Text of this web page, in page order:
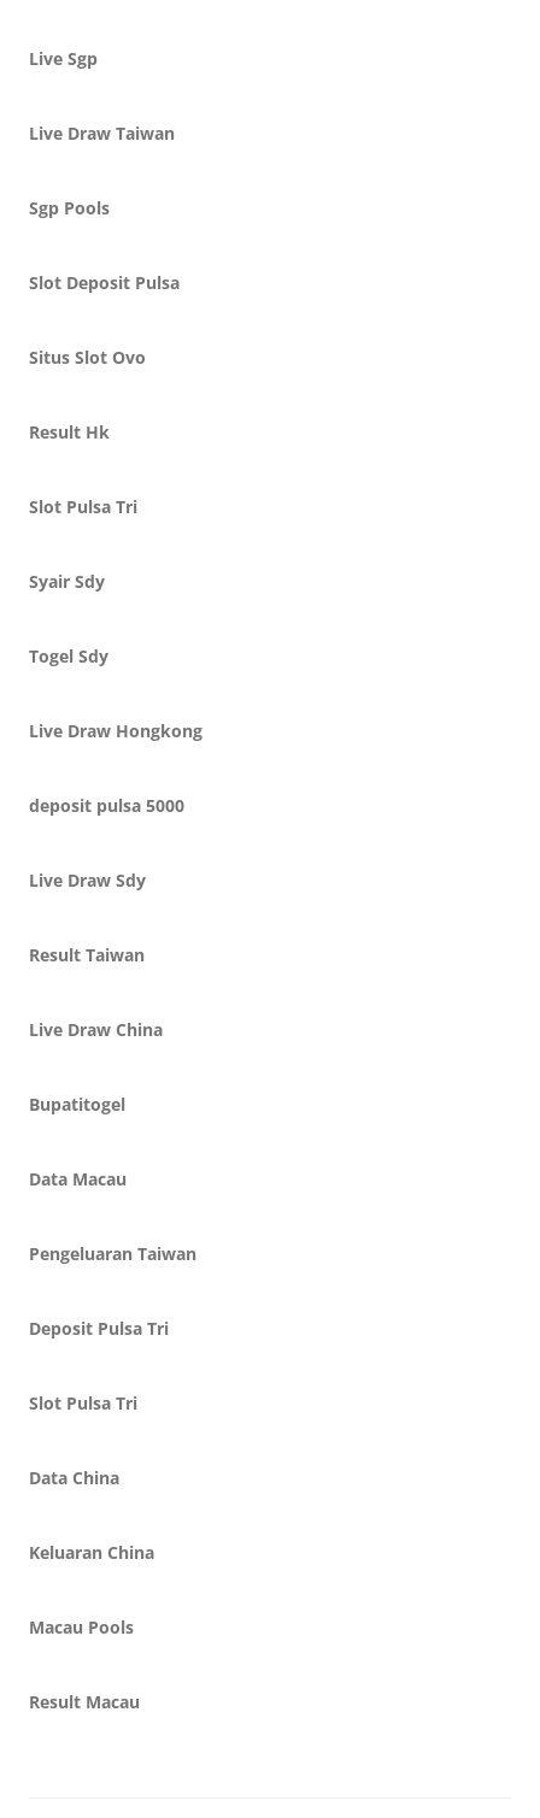
Live Sgp
Live Draw Taiwan
Sgp Pools
Slot Deposit Pulsa
Situs Slot Ovo
Result Hk
Slot Pulsa Tri
Syair Sdy
Togel Sdy
Live Draw Hongkong
deposit pulsa 5000
Live Draw Sdy
Result Taiwan
Live Draw China
Bupatitogel
Data Macau
Pengeluaran Taiwan
Deposit Pulsa Tri
Slot Pulsa Tri
Data China
Keluaran China
Macau Pools
Result Macau